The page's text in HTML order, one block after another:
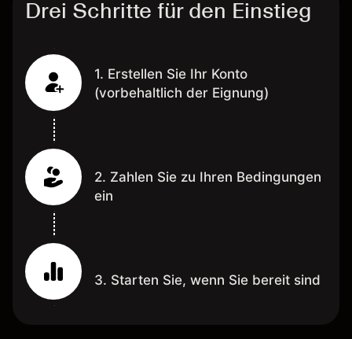
Drei Schritte für den Einstieg
1. Erstellen Sie Ihr Konto
(vorbehaltlich der Eignung)
2. Zahlen Sie zu Ihren Bedingungen
ein
3. Starten Sie, wenn Sie bereit sind